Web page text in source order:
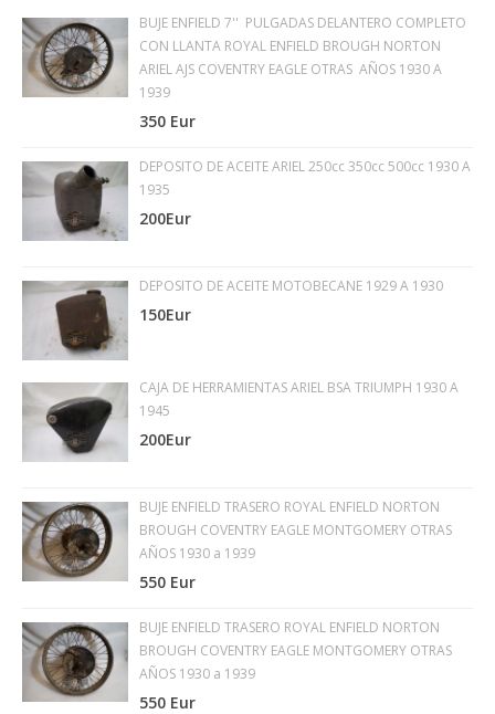
BUJE ENFIELD 7'' PULGADAS DELANTERO COMPLETO
CON LLANTA ROYAL ENFIELD BROUGH NORTON
ARIEL AJS COVENTRY EAGLE OTRAS AÑOS 1930 A
1939
350 Eur
DEPOSITO DE ACEITE ARIEL 250cc 350cc 500cc 1930 A
1935
200Eur
DEPOSITO DE ACEITE MOTOBECANE 1929 A 1930
150Eur
CAJA DE HERRAMIENTAS ARIEL BSA TRIUMPH 1930 A
1945
200Eur
BUJE ENFIELD TRASERO ROYAL ENFIELD NORTON
BROUGH COVENTRY EAGLE MONTGOMERY OTRAS
AÑOS 1930 a 1939
550 Eur
BUJE ENFIELD TRASERO ROYAL ENFIELD NORTON
BROUGH COVENTRY EAGLE MONTGOMERY OTRAS
AÑOS 1930 a 1939
550 Eur